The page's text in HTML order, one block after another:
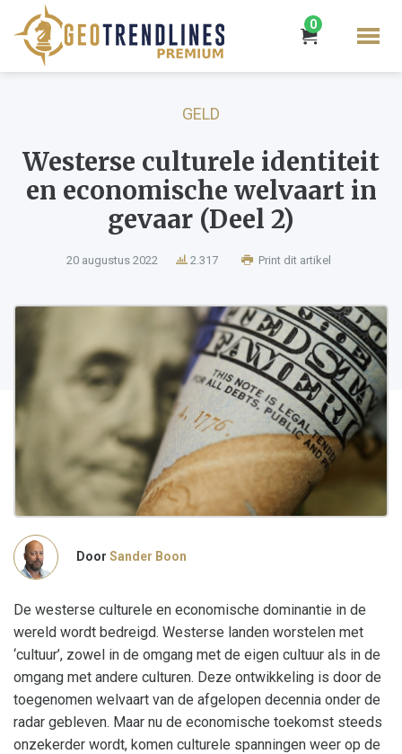
0
GELD
Westerse culturele identiteit
en economische welvaart in
gevaar (Deel 2)
20 augustus 2022 2.317 Print dit artikel
Door Sander Boon
De westerse culturele en economische dominantie in de
wereld wordt bedreigd. Westerse landen worstelen met
‘cultuur’, zowel in de omgang met de eigen cultuur als in de
omgang met andere culturen. Deze ontwikkeling is door de
toegenomen welvaart van de afgelopen decennia onder de
radar gebleven. Maar nu de economische toekomst steeds
onzekerder wordt, komen culturele spanningen weer op de